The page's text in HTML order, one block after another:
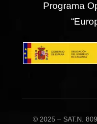
Programa
© 2025 – SAT.N.